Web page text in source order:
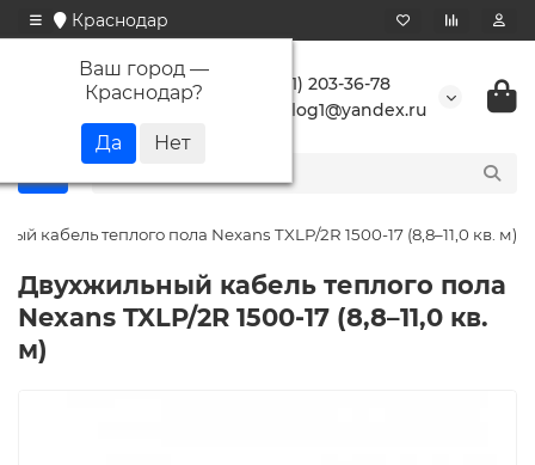
Краснодар
Ваш город —
Краснодар?
+7 (861) 203-36-78
buranlog1@yandex.ru
кабель теплого пола Nexans TXLP/2R 1500-17 (8,8–11,0 кв. м)
Двухжильный кабель теплого пола
Nexans TXLP/2R 1500-17 (8,8–11,0 кв.
м)